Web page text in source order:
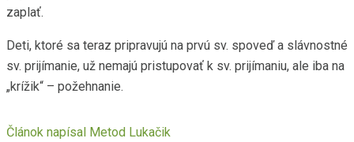
zaplať.
Deti, ktoré sa teraz pripravujú na prvú sv. spoveď a slávnostné
sv. prijímanie, už nemajú pristupovať k sv. prijímaniu, ale iba na
„krížik“ – požehnanie.
Článok napísal Metod Lukačik